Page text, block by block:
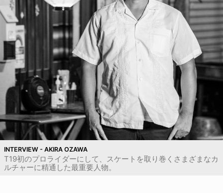
INTERVIEW - AKIRA OZAWA
T19初のプロライダーにして、スケートを取り巻くさまざまなカ
ルチャーに精通した最重要人物。